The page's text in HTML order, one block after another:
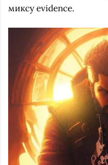
миксу evidence.